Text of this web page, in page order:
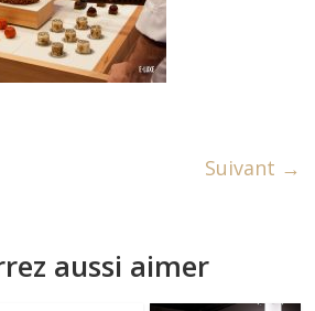
Suivant →
aussi aimer